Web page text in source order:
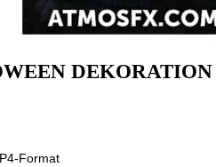
DEKORATION
Format